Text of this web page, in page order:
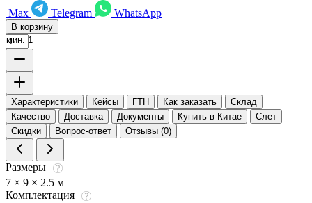
Max
Telegram WhatsApp
В корзину
мин. 1
Характеристики Кейсы ГТН Как заказать
Склад
Качество
Доставка Документы Купить в Китае
Слет
Скидки
Вопрос-ответ Отзывы (0)
Размеры
7 × 9 × 2.5 м
Комплектация